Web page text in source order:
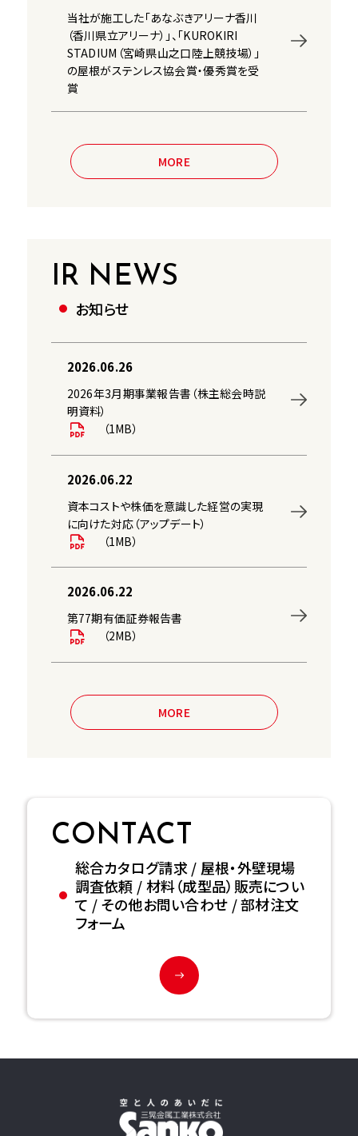
当社が施工した「あなぶきアリーナ⾹川
（⾹川県⽴アリーナ）」、「KUROKIRI
STADIUM（宮崎県山之口陸上競技場）」
の屋根がステンレス協会賞・優秀賞を受
賞
MORE
IR NEWS
お知らせ
2026.06.26
2026年3月期事業報告書（株主総会時説
明資料）
（1MB）
2026.06.22
資本コストや株価を意識した経営の実現
に向けた対応（アップデート）
（1MB）
2026.06.22
第77期有価証券報告書
（2MB）
MORE
CONTACT
総合カタログ請求 / 屋根・外壁現場
調査依頼 / 材料（成型品）販売につい
て / その他お問い合わせ / 部材注文
フォーム